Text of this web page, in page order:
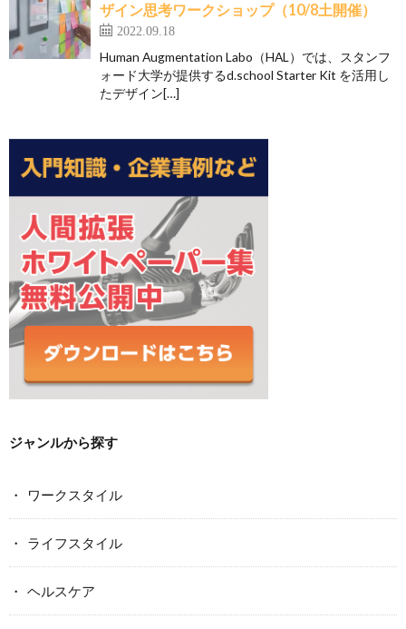
ザイン思考ワークショップ（10/8土開催）
2022.09.18
Human Augmentation Labo（HAL）では、スタンフ
ォード大学が提供するd.school Starter Kit を活用し
たデザイン[…]
ジャンルから探す
ワークスタイル
ライフスタイル
ヘルスケア